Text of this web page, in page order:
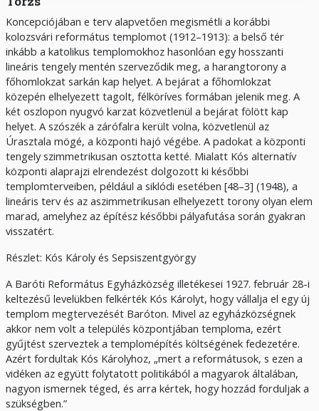
Koncepciójában e terv alapvetően megismétli a korábbi
kolozsvári református templomot (1912–1913): a belső tér
inkább a katolikus templomokhoz hasonlóan egy hosszanti
lineáris tengely mentén szerveződik meg, a harangtorony a
főhomlokzat sarkán kap helyet. A bejárat a főhomlokzat
közepén elhelyezett tagolt, félköríves formában jelenik meg. A
két oszlopon nyugvó karzat közvetlenül a bejárat fölött kap
helyet. A szószék a zárófalra került volna, közvetlenül az
Úrasztala mögé, a központi hajó végébe. A padokat a központi
tengely szimmetrikusan osztotta ketté. Mialatt Kós alternatív
központi alaprajzi elrendezést dolgozott ki későbbi
templomterveiben, például a siklódi esetében [48–3] (1948), a
lineáris terv és az aszim­metrikusan elhelyezett torony olyan elem
marad, amelyhez az építész későbbi pályafutása során gyakran
visszatért.
Részlet: Kós Károly és Sepsiszentgyörgy
A Baróti Református Egyházközség illetékesei 1927. február 28-i
keltezésű levelükben felkérték Kós Károlyt, hogy vállalja el egy új
templom megtervezését Baróton. Mivel az egyházközségnek
akkor nem volt a település központjában temploma, ezért
gyűjtést szerveztek a templomépítés költségének fedezetére.
Azért fordultak Kós Károlyhoz, „mert a reformátusok, s ezen a
vidéken az együtt folytatott politikából a magyarok általában,
nagyon ismernek téged, és arra kértek, hogy hozzád forduljak a
szükségben.”